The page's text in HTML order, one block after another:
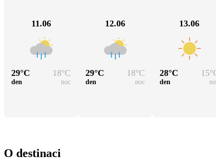
11.06
29°C 18°C
den noc
12.06
29°C 18°C
den noc
13.06
28°C 15°C
den noc
O destinaci